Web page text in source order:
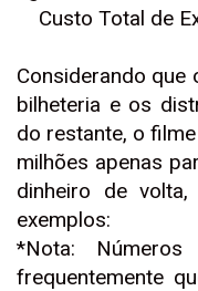
Custo Total de
Considerando que
bilheteria e os
do restante, o
milhões apenas
dinheiro de
exemplos:
*Nota:
frequentemente